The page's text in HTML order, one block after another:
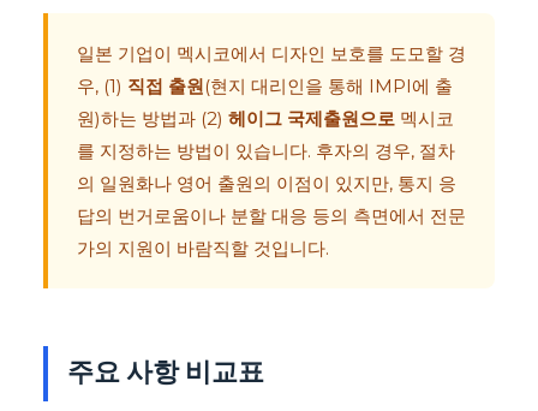
일본 기업이 멕시코에서 디자인 보호를 도모할 경
우, (1) 직접 출원(현지 대리인을 통해 IMPI에 출
원)하는 방법과 (2) 헤이그 국제출원으로 멕시코
를 지정하는 방법이 있습니다. 후자의 경우, 절차
의 일원화나 영어 출원의 이점이 있지만, 통지 응
답의 번거로움이나 분할 대응 등의 측면에서 전문
가의 지원이 바람직할 것입니다.
주요 사항 비교표